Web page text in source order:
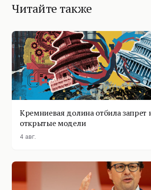
Читайте также
Кремниевая долина отбила запрет
открытые модели
4 авг.